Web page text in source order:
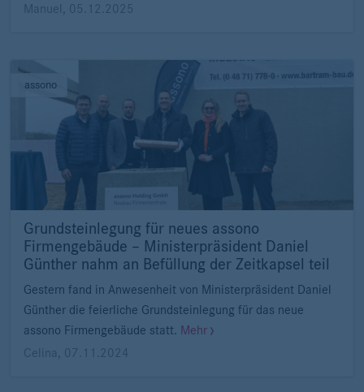
Manuel 05.12.2025
assono
Grundsteinlegung für neues assono
Firmengebäude – Ministerpräsident Daniel
Günther nahm an Befüllung der Zeitkapsel teil
Gestern fand in Anwesenheit von Ministerpräsident Daniel
Günther die feierliche Grundsteinlegung für das neue
assono Firmengebäude statt. Mehr
Celina, 07.11.2024